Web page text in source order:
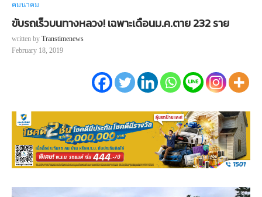
คมนาคม
ขับรถเร็วบนทางหลวง! เฉพาะเดือนม.ค.ตาย 232 ราย
written by Transtimenews
February 18, 2019